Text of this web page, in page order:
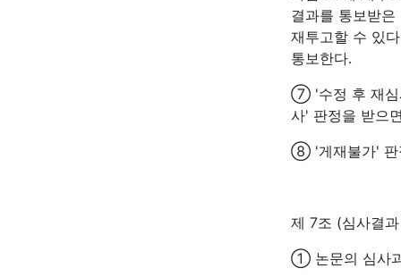
결과를 통보받
재투고할 수 있
통보한다.
⑦ '수정 후 재심
사' 판정을 받으
⑧ '게재불가' 판
제 7조 (심사결
① 논문의 심사